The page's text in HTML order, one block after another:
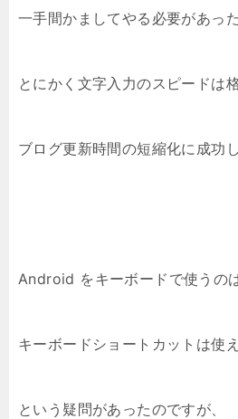
一手間かましてやる必要があっ
とにかく文字入力のスピードは
ブログ更新時間の短縮化に成功し
Android をキーボードで使うの
キーボードショートカットは使
という疑問があったのですが、